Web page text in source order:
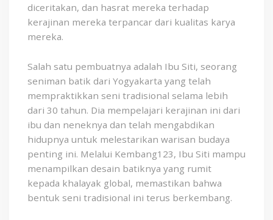
diceritakan, dan hasrat mereka terhadap
kerajinan mereka terpancar dari kualitas karya
mereka.
Salah satu pembuatnya adalah Ibu Siti, seorang
seniman batik dari Yogyakarta yang telah
mempraktikkan seni tradisional selama lebih
dari 30 tahun. Dia mempelajari kerajinan ini dari
ibu dan neneknya dan telah mengabdikan
hidupnya untuk melestarikan warisan budaya
penting ini. Melalui Kembang123, Ibu Siti mampu
menampilkan desain batiknya yang rumit
kepada khalayak global, memastikan bahwa
bentuk seni tradisional ini terus berkembang.